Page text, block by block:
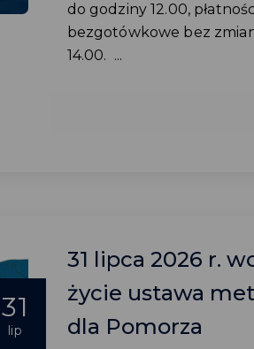
do godziny 12.00,
bezgotówkowe bez
14.00. ...
31
lip
31 lipca 2026 r.
życie ustawa
dla Pomorza